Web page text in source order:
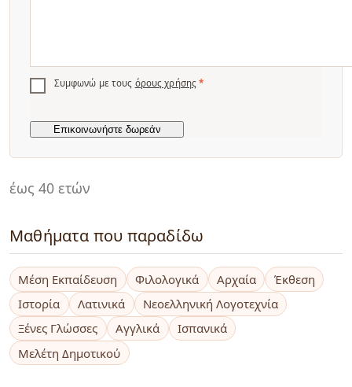
έως 40 ετών
Μαθήματα που παραδίδω
Μέση Εκπαίδευση Φιλολογικά Αρχαία
Έκθεση
Ιστορία
Λατινικά
Νεοελληνική Λογοτεχνία
Ξένες Γλώσσες
Αγγλικά
Ισπανικά
Μελέτη Δημοτικού
Συμφωνώ με τους όρους χρήσης *